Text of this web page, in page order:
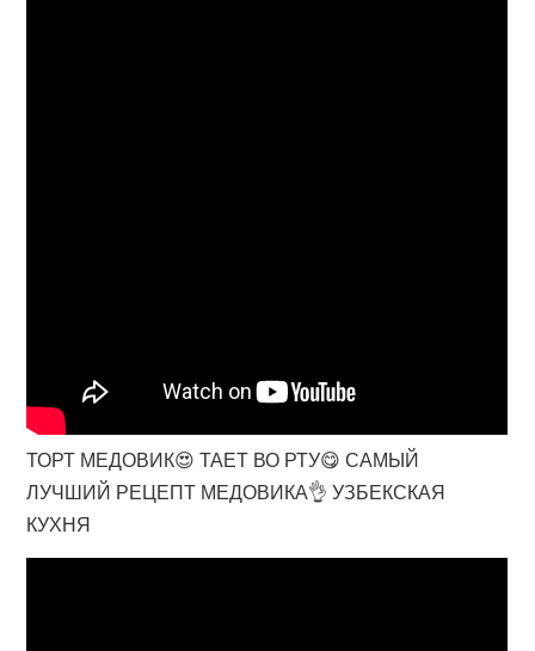
ТОРТ МЕДОВИК😍 ТАЕТ ВО РТУ😋 САМЫЙ
ЛУЧШИЙ РЕЦЕПТ МЕДОВИКА👌 УЗБЕКСКАЯ
КУХНЯ